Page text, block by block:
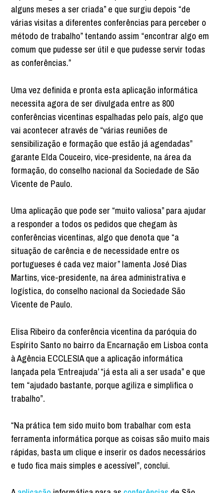
alguns meses a ser criada” e que surgiu depois “de
várias visitas a diferentes conferências para perceber o
método de trabalho” tentando assim “encontrar algo em
comum que pudesse ser útil e que pudesse servir todas
as conferências.”
Uma vez definida e pronta esta aplicação informática
necessita agora de ser divulgada entre as 800
conferências vicentinas espalhadas pelo país, algo que
vai acontecer através de “várias reuniões de
sensibilização e formação que estão já agendadas”
garante Elda Couceiro, vice-presidente, na área da
formação, do conselho nacional da Sociedade de São
Vicente de Paulo.
Uma aplicação que pode ser “muito valiosa” para ajudar
a responder a todos os pedidos que chegam às
conferências vicentinas, algo que denota que “a
situação de carência e de necessidade entre os
portugueses é cada vez maior” lamenta José Dias
Martins, vice-presidente, na área administrativa e
logística, do conselho nacional da Sociedade São
Vicente de Paulo.
Elisa Ribeiro da conferência vicentina da paróquia do
Espírito Santo no bairro da Encarnação em Lisboa conta
à Agência ECCLESIA que a aplicação informática
lançada pela ‘Entreajuda’ “já esta ali a ser usada” e que
tem “ajudado bastante, porque agiliza e simplifica o
trabalho”.
“Na prática tem sido muito bom trabalhar com esta
ferramenta informática porque as coisas são muito mais
rápidas, basta um clique e inserir os dados necessários
e tudo fica mais simples e acessível”, conclui.